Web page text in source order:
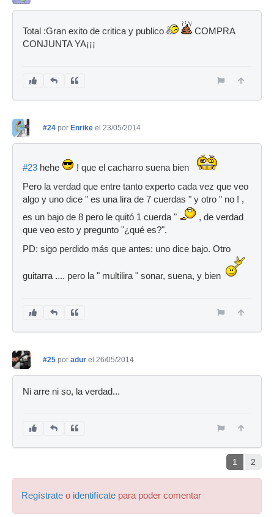
Total :Gran exito de critica y publico
COMPRA
CONJUNTA YA¡¡¡
#24 por Enrike el 23/05/2014
#23 hehe
! que el cacharro suena bien
Pero la verdad que entre tanto experto cada vez que veo
algo y uno dice " es una lira de 7 cuerdas " y otro " no ! ,
es un bajo de 8 pero le quitó 1 cuerda "
, de verdad
que veo esto y pregunto "¿qué es?".
PD: sigo perdido más que antes: uno dice bajo. Otro
guitarra .... pero la " multilira " sonar, suena, y bien
#25 por adur el 26/05/2014
Ni arre ni so, la verdad...
1 2
Regístrate o identifícate para poder comentar